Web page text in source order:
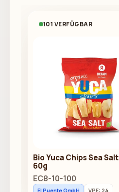
101 VERFÜGBAR
Bio Yuca Chips Sea Salt
60g
EC8-10-100
El Puente GmbH VPE: 24